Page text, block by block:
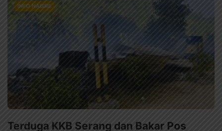
INFO NABIRE
Terduga KKB Serang dan Bakar Pos